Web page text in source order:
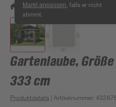
Markt anpassen , falls er nicht
stimmt.
/ Garten & Freizeit / Garten- &
Gartenlaube,
333 cm
Produktdetails | Artikelnummer: